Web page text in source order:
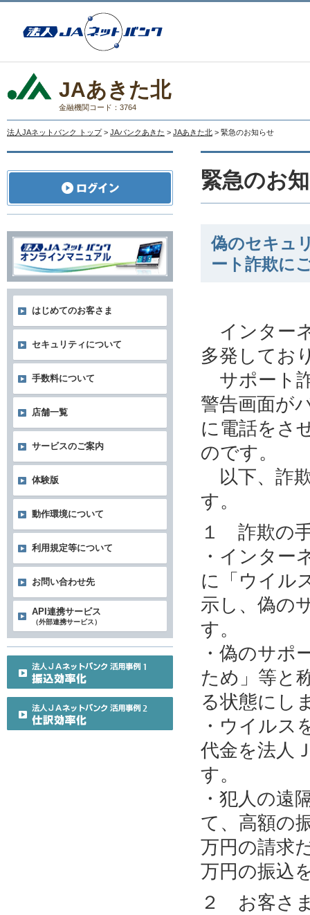
JAあきた北
金融機関コード：3764
法人JAネットバンク トップ > JAバンクあきた > JAあきた北 > 緊急のお知らせ
緊急のお
偽のセキュ
ート詐欺に
インター
多発してお
サポート
警告画面が
に電話をさ
のです。
以下、詐
す。
１ 詐欺の
・インター
に「ウイル
示し、偽の
す。
・偽のサポ
ため」等と
る状態にし
・ウイルス
代金を法人
す。
・犯人の遠
て、高額の
万円の請求
万円の振込
２ お客さ
はじめてのお客さま
セキュリティについて
手数料について
店舗一覧
サービスのご案内
体験版
動作環境について
利用規定等について
お問い合わせ先
API連携サービス
（外部連携サービス）